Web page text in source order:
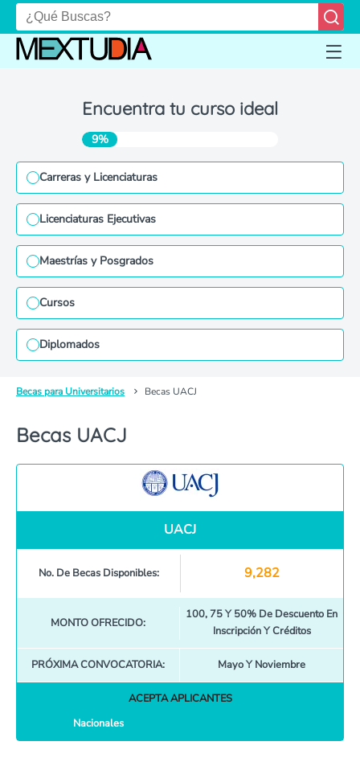
Encuentra tu curso ideal
9%
Carreras y Licenciaturas
Licenciaturas Ejecutivas
Maestrías y Posgrados
Cursos
Diplomados
Becas para Universitarios Becas UACJ
Becas UACJ
UACJ
No. De Becas Disponibles: 9,282
MONTO OFRECIDO:
100, 75 Y 50% De Descuento En
Inscripción Y Créditos
PRÓXIMA CONVOCATORIA: Mayo Y Noviembre
ACEPTA APLICANTES
Nacionales